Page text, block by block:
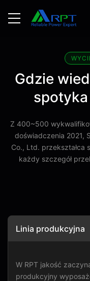
Gdzie
Z 400~500
doświadczenia 2021,
Co., Ltd. przekształca
każdy szczegół
Linia produkcyjna
W RPT jakość
produkcyjny